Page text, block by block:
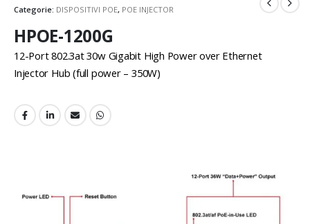
Categorie: DISPOSITIVI POE, POE INJECTOR
HPOE-1200G
12-Port 802.3at 30w Gigabit High Power over Ethernet
Injector Hub (full power – 350W)